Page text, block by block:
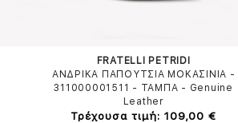
FRATELLI PETRIDI
ΑΝΔΡΙΚΑ ΠΑΠΟΥΤΣΙΑ ΜΟΚΑΣΙΝΙΑ -
311000001511 - ΤΑΜΠΑ - Genuine
Leather
Τρέχουσα τιμή: 109,00 €